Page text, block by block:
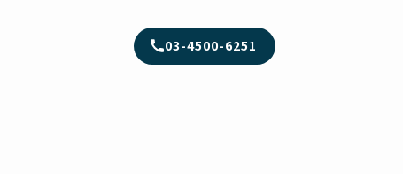
03-4500-6251